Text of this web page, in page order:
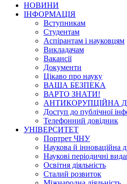
НОВИНИ
ІНФОРМАЦІЯ
Вступникам
Студентам
Аспірантам і науковцям
Викладачам
Вакансії
Документи
Цікаво про науку
ВАША БЕЗПЕКА
ВАРТО ЗНАТИ!
АНТИКОРУПЦІЙНА
Доступ до публічної
Телефонний довідник
УНІВЕРСИТЕТ
Портрет ЧНУ
Наукова й інноваційна
Наукові періодичні
Освітня діяльність
Сталий розвиток